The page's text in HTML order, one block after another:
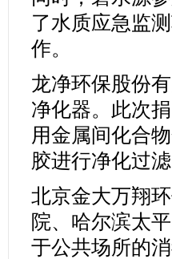
了水质应急监
作。
龙净环保股份
净化器。此次
用金属间化合
胶进行净化过
北京金大万翔
院、哈尔滨太
于公共场所的消